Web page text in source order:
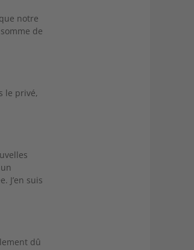
notre
de
le privé,
J’en suis
dû